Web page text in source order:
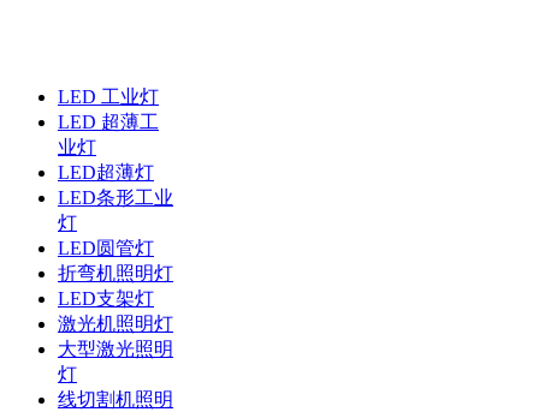
LED 工业灯
LED 超薄工
业灯
LED超薄灯
LED条形工业
灯
LED圆管灯
折弯机照明灯
LED支架灯
激光机照明灯
大型激光照明
灯
线切割机照明